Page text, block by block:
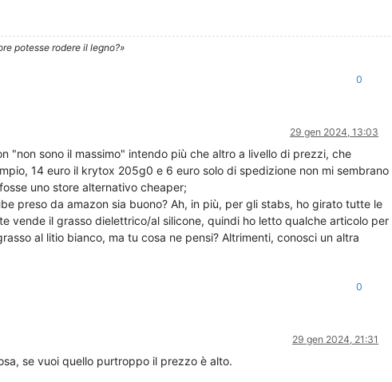
potesse rodere il legno?»
0
29 gen 2024, 13:03
"non sono il massimo" intendo più che altro a livello di prezzi, che
14 euro il krytox 205g0 e 6 euro solo di spedizione non mi sembrano
uno store alternativo cheaper;
preso da amazon sia buono? Ah, in più, per gli stabs, ho girato tutte le
vende il grasso dielettrico/al silicone, quindi ho letto qualche articolo per
al litio bianco, ma tu cosa ne pensi? Altrimenti, conosci un altra
0
29 gen 2024, 21:31
se vuoi quello purtroppo il prezzo è alto.